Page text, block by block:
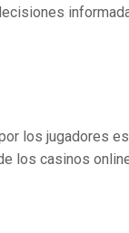
los jugadores
los casinos